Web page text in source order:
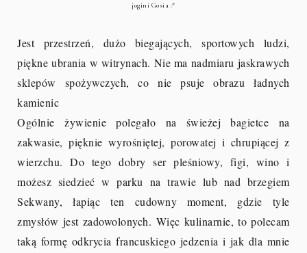
jogini Gosia :*
Jest przestrzeń, dużo biegających, sportowych ludzi,
piękne ubrania w witrynach. Nie ma nadmiaru jaskrawych
sklepów spożywczych, co nie psuje obrazu ładnych
kamienic
Ogólnie żywienie polegało na świeżej bagietce na
zakwasie, pięknie wyrośniętej, porowatej i chrupiącej z
wierzchu. Do tego dobry ser pleśniowy, figi, wino i
możesz siedzieć w parku na trawie lub nad brzegiem
Sekwany, łapiąc ten cudowny moment, gdzie tyle
zmysłów jest zadowolonych. Więc kulinarnie, to polecam
taką formę odkrycia francuskiego jedzenia i jak dla mnie